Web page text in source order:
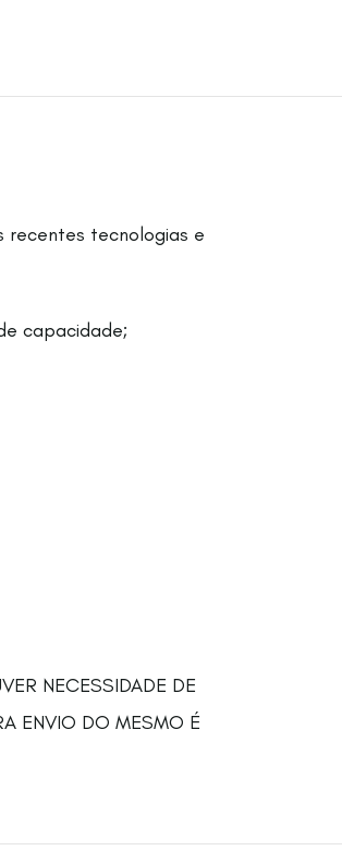
recentes tecnologias e
capacidade;
NECESSIDADE DE
ENVIO DO MESMO É